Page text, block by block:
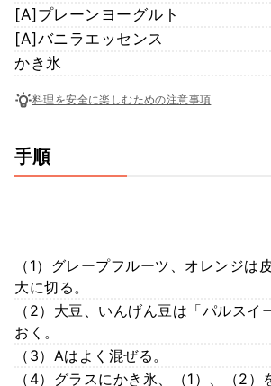
[A]プレーンヨーグルト
[A]バニラエッセンス
かき氷
料理を安全に楽しむための注意事項
手順
（1）グレープフルーツ、オレンジは
大に切る。
（2）大豆、いんげん豆は「パルスイ
おく。
（3）Aはよく混ぜる。
（4）グラスにかき氷、（1）、（2）